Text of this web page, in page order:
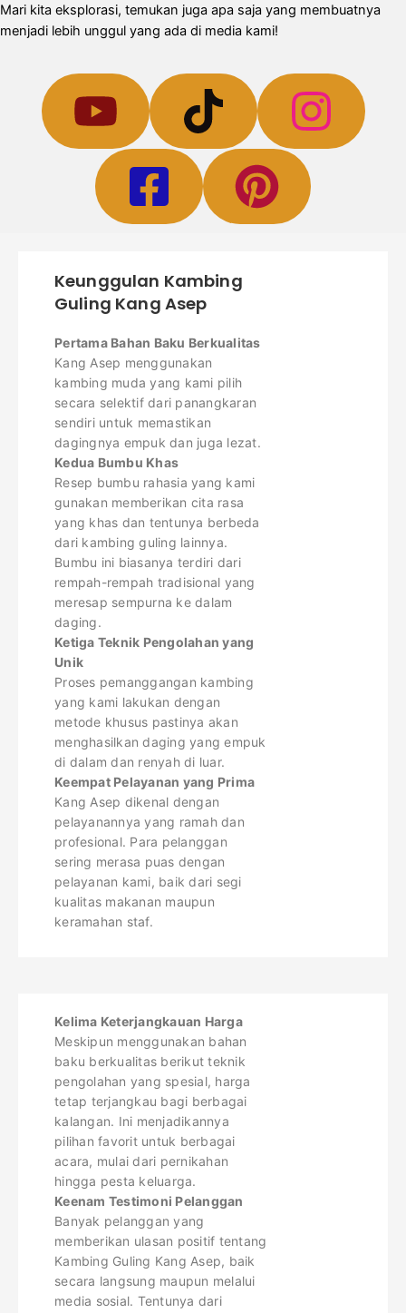
Mari kita eksplorasi, temukan juga apa saja yang membuatnya
menjadi lebih unggul yang ada di media kami!
Keunggulan Kambing
Guling Kang Asep
Pertama Bahan Baku Berkualitas
Kang Asep menggunakan
kambing muda yang kami pilih
secara selektif dari panangkaran
sendiri untuk memastikan
dagingnya empuk dan juga lezat.
Kedua Bumbu Khas
Resep bumbu rahasia yang kami
gunakan memberikan cita rasa
yang khas dan tentunya berbeda
dari kambing guling lainnya.
Bumbu ini biasanya terdiri dari
rempah-rempah tradisional yang
meresap sempurna ke dalam
daging.
Ketiga Teknik Pengolahan yang
Unik
Proses pemanggangan kambing
yang kami lakukan dengan
metode khusus pastinya akan
menghasilkan daging yang empuk
di dalam dan renyah di luar.
Keempat Pelayanan yang Prima
Kang Asep dikenal dengan
pelayanannya yang ramah dan
profesional. Para pelanggan
sering merasa puas dengan
pelayanan kami, baik dari segi
kualitas makanan maupun
keramahan staf.
Kelima Keterjangkauan Harga
Meskipun menggunakan bahan
baku berkualitas berikut teknik
pengolahan yang spesial, harga
tetap terjangkau bagi berbagai
kalangan. Ini menjadikannya
pilihan favorit untuk berbagai
acara, mulai dari pernikahan
hingga pesta keluarga.
Keenam Testimoni Pelanggan
Banyak pelanggan yang
memberikan ulasan positif tentang
Kambing Guling Kang Asep, baik
secara langsung maupun melalui
media sosial. Tentunya dari